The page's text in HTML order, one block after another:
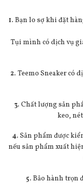
1. Bạn lo sợ khi đặt
Tụi mình có dịch vụ
2. Teemo Sneaker có
3. Chất lượng sản
keo,
4. Sản phẩm được
nếu sản phẩm xuất
5. Bảo hành trọn